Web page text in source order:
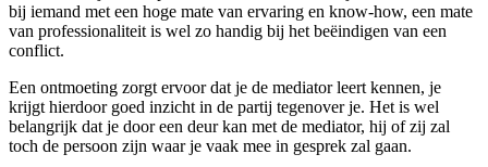
bij iemand met een hoge mate van ervaring en know-how, een mate
van professionaliteit is wel zo handig bij het beëindigen van een
conflict.
Een ontmoeting zorgt ervoor dat je de mediator leert kennen, je
krijgt hierdoor goed inzicht in de partij tegenover je. Het is wel
belangrijk dat je door een deur kan met de mediator, hij of zij zal
toch de persoon zijn waar je vaak mee in gesprek zal gaan.